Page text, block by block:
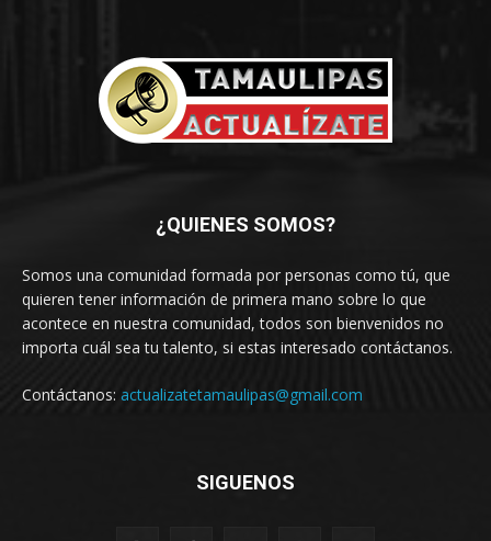
¿QUIENES SOMOS?
Somos una comunidad formada por personas como tú, que
quieren tener información de primera mano sobre lo que
acontece en nuestra comunidad, todos son bienvenidos no
importa cuál sea tu talento, si estas interesado contáctanos.
Contáctanos: actualizatetamaulipas@gmail.com
SIGUENOS